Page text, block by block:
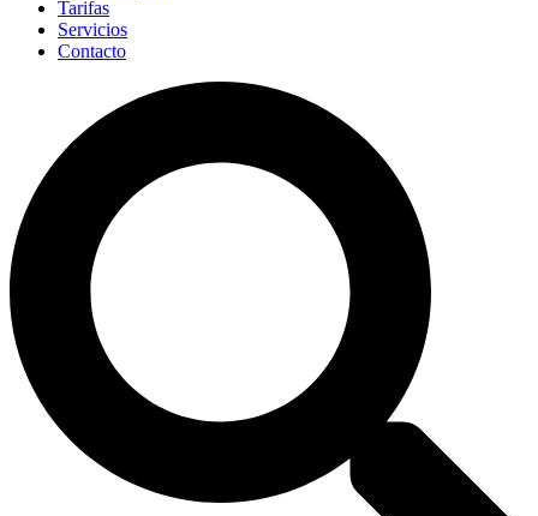
Tarifas
Servicios
Contacto